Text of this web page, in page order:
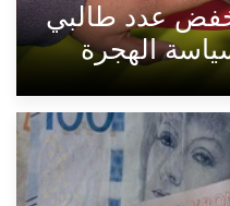
خفض عدد طالبي
الهجرة